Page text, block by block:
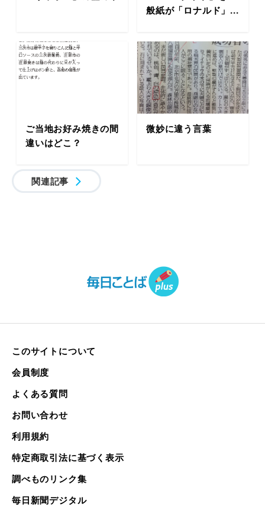
般紙が「ロナルド」...
ご当地お好み焼きの間
違いはどこ？
微妙に違う言葉
関連記事
このサイトについて
会員制度
よくある質問
お問い合わせ
利用規約
特定商取引法に基づく表示
調べものリンク集
毎日新聞デジタル